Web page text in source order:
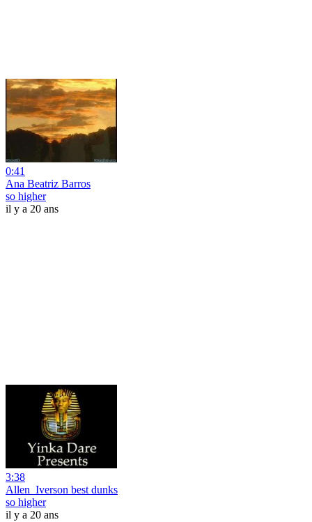
0:41
Ana Beatriz Barros
so higher
il y a 20 ans
3:38
Allen_Iverson best dunks
so higher
il y a 20 ans